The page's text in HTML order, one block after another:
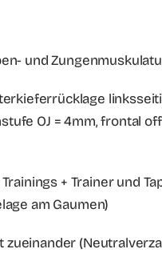
und
OJ = 4mm, frontal
+ Trainer und
am Gaumen)